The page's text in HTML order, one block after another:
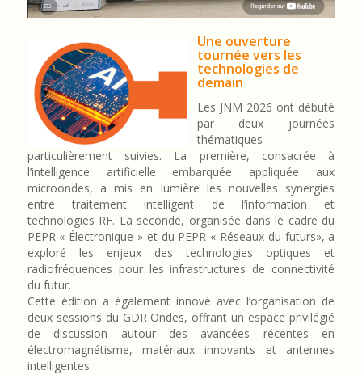
Une ouverture
tournée vers les
technologies de
demain
Les JNM 2026 ont débuté
par deux journées
thématiques
particulièrement suivies. La première, consacrée à
l’intelligence artificielle embarquée appliquée aux
microondes, a mis en lumière les nouvelles synergies
entre traitement intelligent de l’information et
technologies RF. La seconde, organisée dans le cadre du
PEPR « Électronique » et du PEPR « Réseaux du futurs», a
exploré les enjeux des technologies optiques et
radiofréquences pour les infrastructures de connectivité
du futur.
Cette édition a également innové avec l’organisation de
deux sessions du GDR Ondes, offrant un espace privilégié
de discussion autour des avancées récentes en
électromagnétisme, matériaux innovants et antennes
intelligentes.